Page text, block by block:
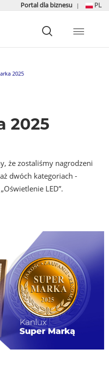
Portal dla biznesu | PL
2025
2025
że zostaliśmy nagrodzeni
dwóch kategoriach -
LED”.